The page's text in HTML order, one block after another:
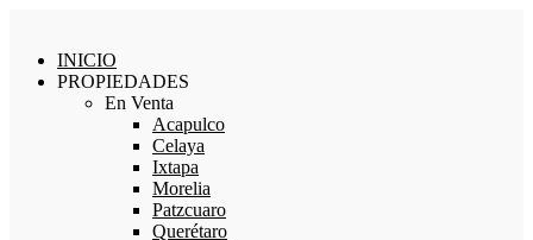
INICIO
PROPIEDADES
En Venta
Acapulco
Celaya
Ixtapa
Morelia
Patzcuaro
Querétaro